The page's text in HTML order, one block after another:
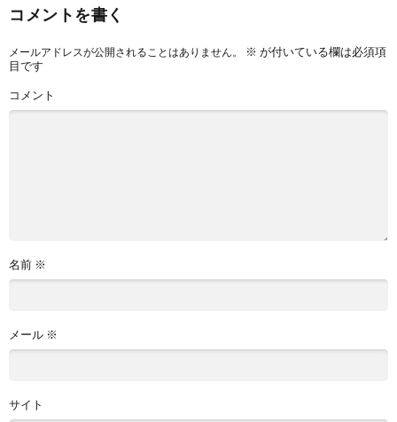
コメントを書く
メールアドレスが公開されることはありません。 ※ が付いている欄は必須項
目です
コメント
名前 ※
メール ※
サイト